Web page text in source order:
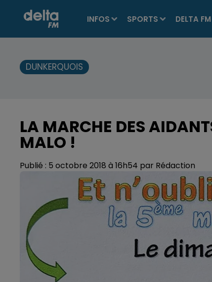
INFOS SPORTS DELTA FM
DUNKERQUOIS
LA MARCHE DES
MALO !
Publié : 5 octobre 2018 à 16h54 par Rédaction